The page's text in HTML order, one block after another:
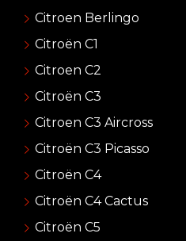
Citroen Berlingo
Citroën C1
Citroen C2
Citroën C3
Citroen C3 Aircross
Citroën C3 Picasso
Citroën C4
Citroën C4 Cactus
Citroën C5